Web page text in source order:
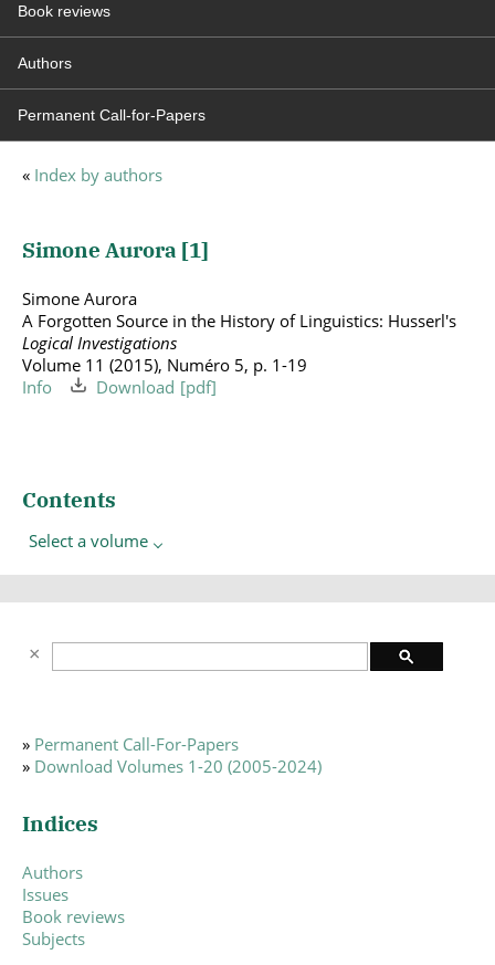
Book reviews
Authors
Permanent Call-for-Papers
« Index by authors
Simone Aurora [1]
Simone Aurora
A Forgotten Source in the History of Linguistics: Husserl's
Logical Investigations
Volume 11 (2015), Numéro 5, p. 1-19
Info
Download
Contents
Select a volume
» Permanent Call-For-Papers
» Download Volumes 1-20 (2005-2024)
Indices
Authors
Issues
Book reviews
Subjects